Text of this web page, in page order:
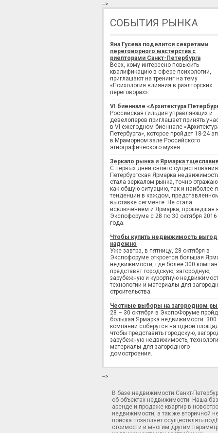
-->
СОБЫТИЯ РЫНКА
Яна Гусева поделится секретами
переговорного мастерства с
риелторами Санкт-Петербурга
Всех, кому интересно повысить
квалификацию в сфере психологии,
приглашают на тренинг на тему
«Психология влияния в риэлторских
переговорах».
VI биеннале «Архитектура
Российская гильдия управляющих и
девелоперов приглашает принять
в VI ежегодном биеннале
Петербурга», которое пройдет 18-24
в Мраморном зале Российского
этнографического музея.
Зеркало рынка и Ярмарка тщеславия
С первых дней своего существования
Петербургская Ярмарка
стала зеркалом рынка, точно
как общую ситуацию, так и наиболее
тенденции в каждом,
выставке сегменте. Не стала
исключением и Ярмарка, прошедшая
Экспофоруме с 28 по 30 октября 2016
года.
Чтобы купить недвижимость
надежно
Уже завтра, в пятницу, 28 октября в
Экспофоруме откроется большая
недвижимости, где более 300
представят городскую, загородную,
зарубежную и курортную
технологии и материалы для
строительства.
Честные выборы на загородном
28 – 30 октября в ЭкспоФоруме
большая Ярмарка недвижимости. 300
компаний соберутся на одной
чтобы представить городскую,
зарубежную недвижимость,
материалы для загородного
домостроения.
-->
В базе недвижимости Санкт-
об объектах недвижимости. Наша
аренде и продаже квартир в
недвижимости, а так же вторичной
поиска позволяет осуществлять
стоимости и многим другим